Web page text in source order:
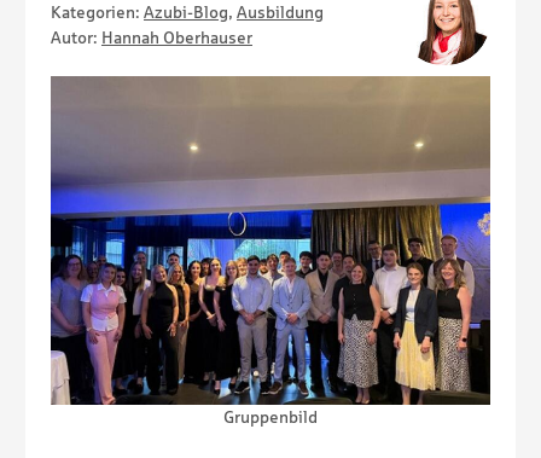
Kategorien: Azubi-Blog, Ausbildung
Autor: Hannah Oberhauser
Gruppenbild